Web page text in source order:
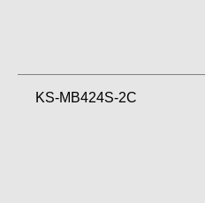
KS-MB424S-2C